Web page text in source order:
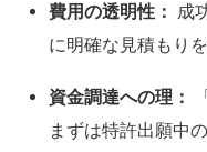
費用の透明性： 成
に明確な見積もり
資金調達への理：
まずは特許出願中